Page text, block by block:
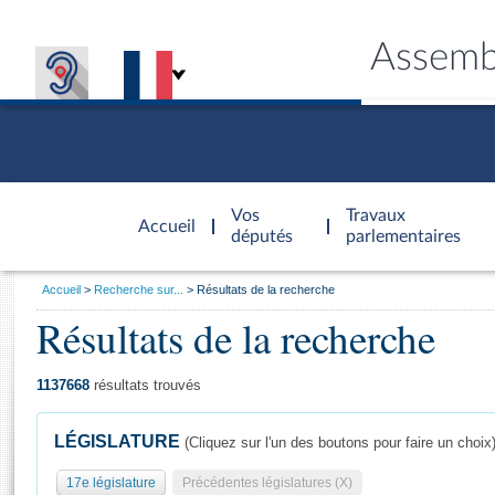
Accueil
d'accueil
Vos
députés
Travaux
parlementaires
Général
Vous
Accueil Recherche sur... Résultats de la recherche
Résultats de la recherche
1137668 résultats trouvés
LÉGISLATURE (Cliquez sur l'un des boutons pour faire un choix)
17e législature Précédentes législatures (X)